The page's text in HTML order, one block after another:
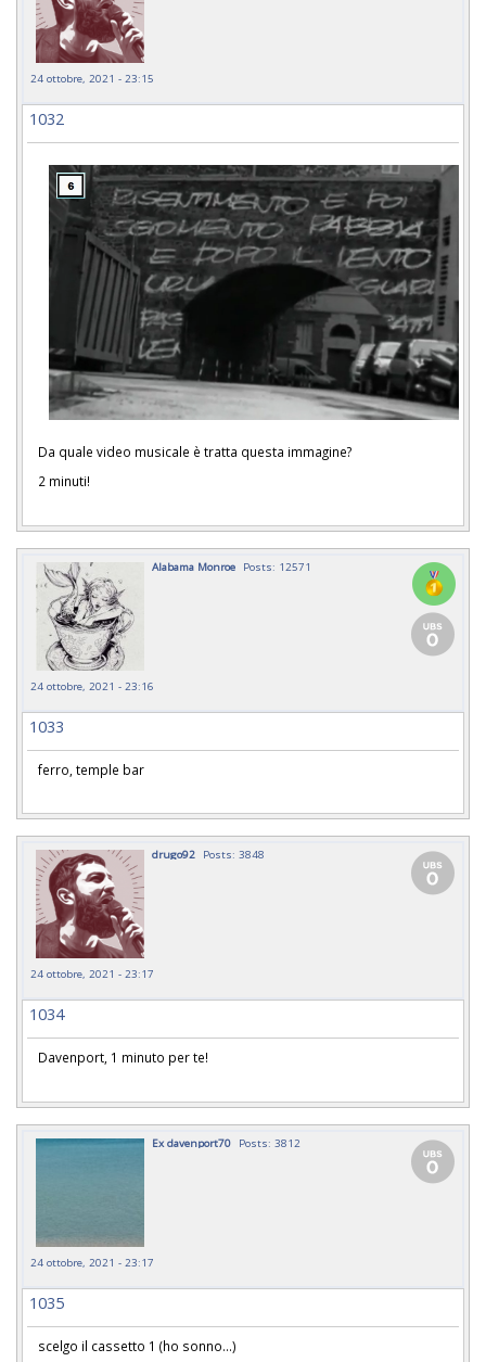
24 ottobre, 2021 - 23:15
1032
Da quale video musicale è tratta questa immagine?
2 minuti!
Alabama Monroe Posts: 12571
24 ottobre, 2021 - 23:16
1033
ferro, temple bar
drugo92 Posts: 3848
24 ottobre, 2021 - 23:17
1034
Davenport, 1 minuto per te!
Ex davenport70 Posts: 3812
24 ottobre, 2021 - 23:17
1035
scelgo il cassetto 1 (ho sonno...)